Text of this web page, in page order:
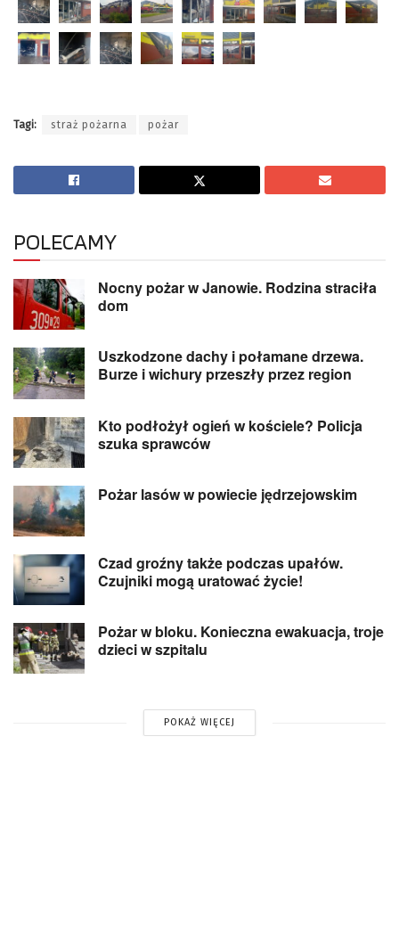
Tagi: straż pożarna pożar
POLECAMY
Nocny pożar w Janowie. Rodzina straciła
dom
Uszkodzone dachy i połamane drzewa.
Burze i wichury przeszły przez region
Kto podłożył ogień w kościele? Policja
szuka sprawców
Pożar lasów w powiecie jędrzejowskim
Czad groźny także podczas upałów.
Czujniki mogą uratować życie!
Pożar w bloku. Konieczna ewakuacja, troje
dzieci w szpitalu
POKAŻ WIĘCEJ